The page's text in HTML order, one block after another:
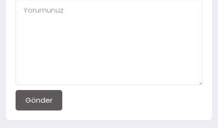
Gönder